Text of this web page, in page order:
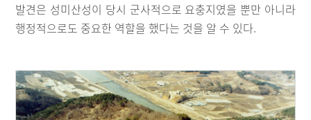
발견은 성미산성이 당시 군사적으로 요충지였을 뿐만 아니라
행정적으로도 중요한 역할을 했다는 것을 알 수 있다.